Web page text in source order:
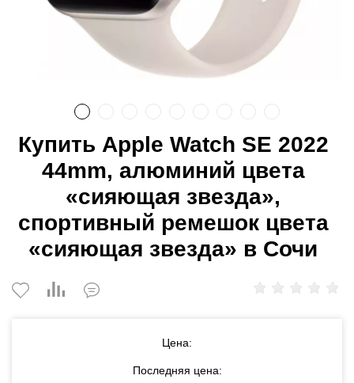
Купить Apple Watch SE 2022
44mm, алюминий цвета
«сияющая звезда»,
спортивный ремешок цвета
«сияющая звезда» в Сочи
Цена:
Последняя цена: